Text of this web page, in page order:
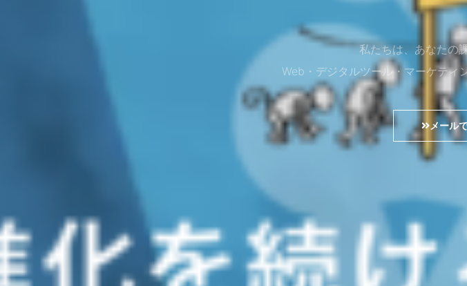
私たちは、あなたの
Web・デジタルツール・マーケティ
メール